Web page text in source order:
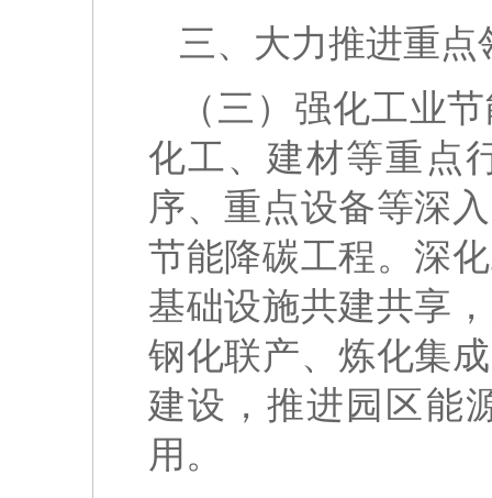
三、大力推进重点
（三）强化工业
化工、建材等重点
序、重点设备等深
节能降碳工程。深
基础设施共建共享
钢化联产、炼化集
建设，推进园区能
用。